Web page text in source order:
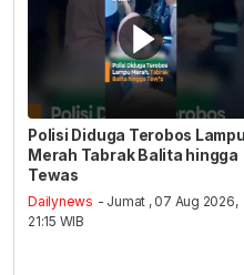
Polisi Diduga Terobos Lampu
Merah Tabrak Balita hingga
Tewas
Dailynews - Jumat , 07 Aug 2026,
21:15 WIB